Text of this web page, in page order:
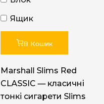
Ящик
В Кошик
Marshall Slims Red
CLASSIC — класичні
тонкі сигарети Slims